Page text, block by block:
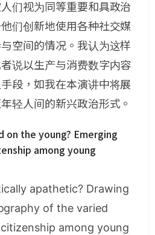
们视为同等重要和具政治
们创新地使用各种社交媒
空间的情况。我认为这样
说以生产与消费数字内容
段，如我在本演讲中将展
轻人间的新兴政治形式。
on the young? Emerging
among young
apathetic? Drawing
of the varied
among young